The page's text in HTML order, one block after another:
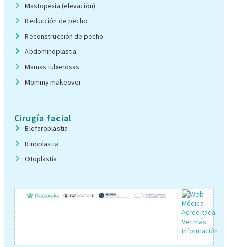
Mastopexia (elevación)
Reducción de pecho
Reconstrucción de pecho
Abdominoplastia
Mamas tuberosas
Mommy makeover
Cirugía facial
Blefaroplastia
Rinoplastia
Otoplastia